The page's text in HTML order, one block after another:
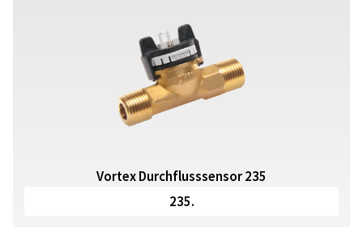
Vortex Durchflusssensor 235
235.